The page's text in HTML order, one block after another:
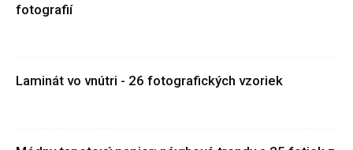
fotografií
Laminát vo vnútri - 26 fotografických vzoriek